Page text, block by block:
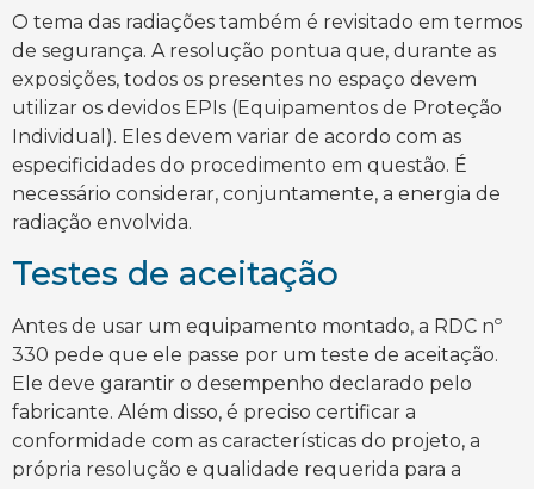
O tema das radiações também é revisitado em termos
de segurança. A resolução pontua que, durante as
exposições, todos os presentes no espaço devem
utilizar os devidos EPIs (Equipamentos de Proteção
Individual). Eles devem variar de acordo com as
especificidades do procedimento em questão. É
necessário considerar, conjuntamente, a energia de
radiação envolvida.
Testes de aceitação
Antes de usar um equipamento montado, a RDC nº
330 pede que ele passe por um teste de aceitação.
Ele deve garantir o desempenho declarado pelo
fabricante. Além disso, é preciso certificar a
conformidade com as características do projeto, a
própria resolução e qualidade requerida para a